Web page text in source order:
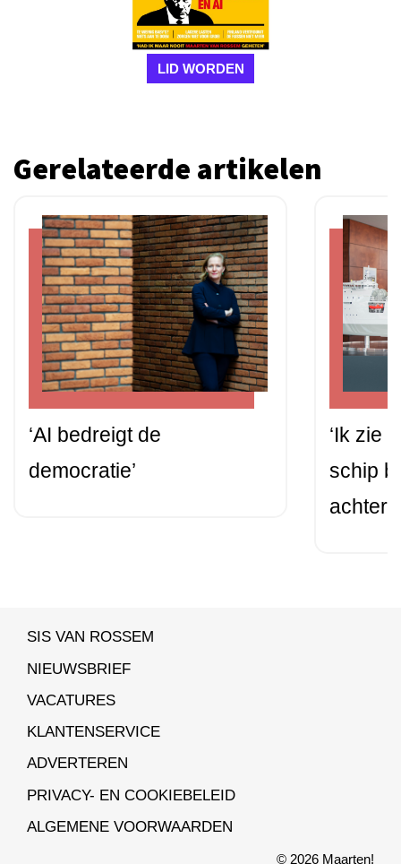
LID WORDEN
Gerelateerde artikelen
‘AI bedreigt de
democratie’
‘Ik zie
schip
SIS VAN ROSSEM
NIEUWSBRIEF
VACATURES
KLANTENSERVICE
ADVERTEREN
PRIVACY- EN COOKIEBELEID
ALGEMENE VOORWAARDEN
© 2026 Maarten!